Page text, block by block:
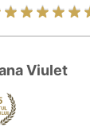
Viulet